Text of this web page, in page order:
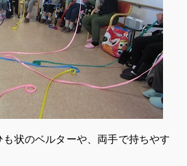
状のベルターや、両手で持ちやす